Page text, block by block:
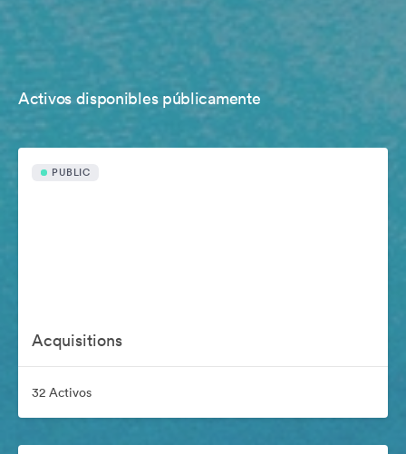
Activos disponibles públicamente
PUBLIC
Acquisitions
32 Activos